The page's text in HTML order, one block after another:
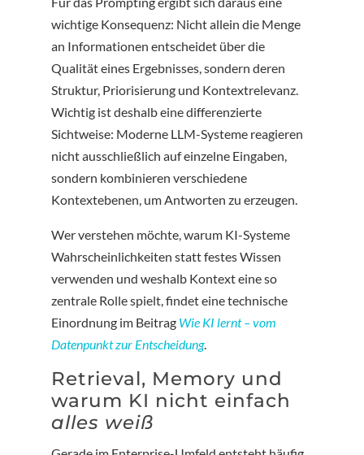
wichtige Konsequenz: Nicht allein die Menge
an Informationen entscheidet über die
Qualität eines Ergebnisses, sondern deren
Struktur, Priorisierung und Kontextrelevanz.
Wichtig ist deshalb eine differenzierte
Sichtweise: Moderne LLM-Systeme reagieren
nicht ausschließlich auf einzelne Eingaben,
sondern kombinieren verschiedene
Kontextebenen, um Antworten zu erzeugen.
Wer verstehen möchte, warum KI-Systeme
Wahrscheinlichkeiten statt festes Wissen
verwenden und weshalb Kontext eine so
zentrale Rolle spielt, findet eine technische
Einordnung im Beitrag Wie KI lernt – vom
Datenpunkt zur Entscheidung.
Retrieval, Memory und
warum KI nicht einfach
alles weiß